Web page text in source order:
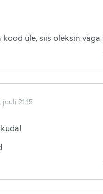
kood üle, siis oleksin
juuli 21:15